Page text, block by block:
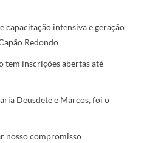
capacitação intensiva e geração
Redondo
tem inscrições abertas até
Deusdete e Marcos, foi o
nosso compromisso